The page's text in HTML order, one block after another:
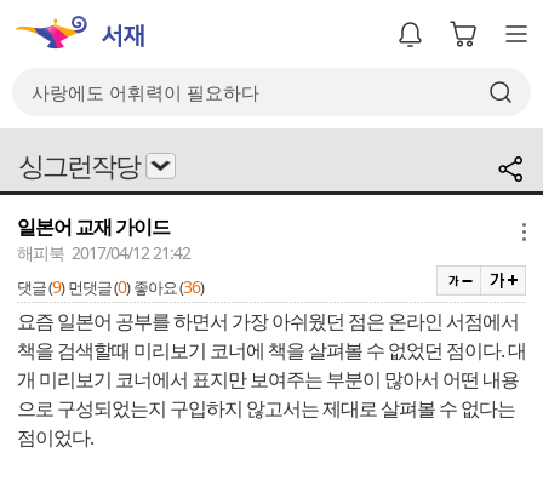
싱그런작당
일본어 교재 가이드
해피북 2017/04/12 21:42
댓글 (9) 먼댓글 (0) 좋아요 (36)
요즘 일본어 공부를 하면서 가장 아쉬웠던 점은 온라인 서점에서
책을 검색할때 미리보기 코너에 책을 살펴볼 수 없었던 점이다. 대
개 미리보기 코너에서 표지만 보여주는 부분이 많아서 어떤 내용
으로 구성되었는지 구입하지 않고서는 제대로 살펴볼 수 없다는
점이었다.